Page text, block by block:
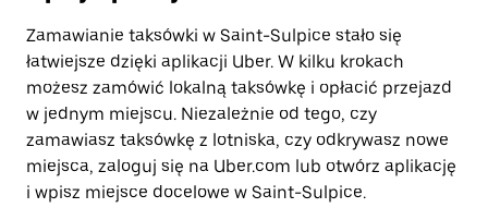
Zamawianie taksówki w Saint-Sulpice stało się
łatwiejsze dzięki aplikacji Uber. W kilku krokach
możesz zamówić lokalną taksówkę i opłacić przejazd
w jednym miejscu. Niezależnie od tego, czy
zamawiasz taksówkę z lotniska, czy odkrywasz nowe
miejsca, zaloguj się na Uber.com lub otwórz aplikację
i wpisz miejsce docelowe w Saint-Sulpice.